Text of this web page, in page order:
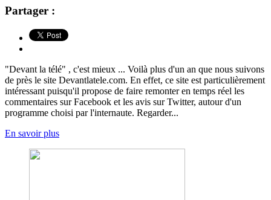
Partager :
"Devant la télé" , c'est mieux ... Voilà plus d'un an que nous suivons
de près le site Devantlatele.com. En effet, ce site est particulièrement
intéressant puisqu'il propose de faire remonter en temps réel les
commentaires sur Facebook et les avis sur Twitter, autour d'un
programme choisi par l'internaute. Regarder...
En savoir plus